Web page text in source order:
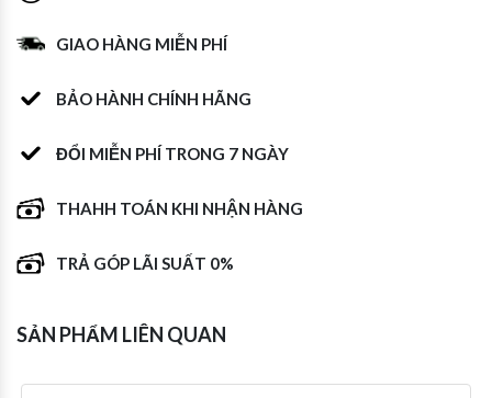
GIAO HÀNG MIỄN PHÍ
BẢO HÀNH CHÍNH HÃNG
ĐỔI MIỄN PHÍ TRONG 7 NGÀY
THAHH TOÁN KHI NHẬN HÀNG
TRẢ GÓP LÃI SUẤT 0%
SẢN PHẨM LIÊN QUAN